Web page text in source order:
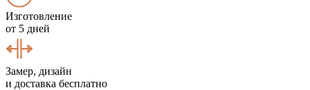
Изготовление
от 5 дней
Замер, дизайн
и доставка бесплатно